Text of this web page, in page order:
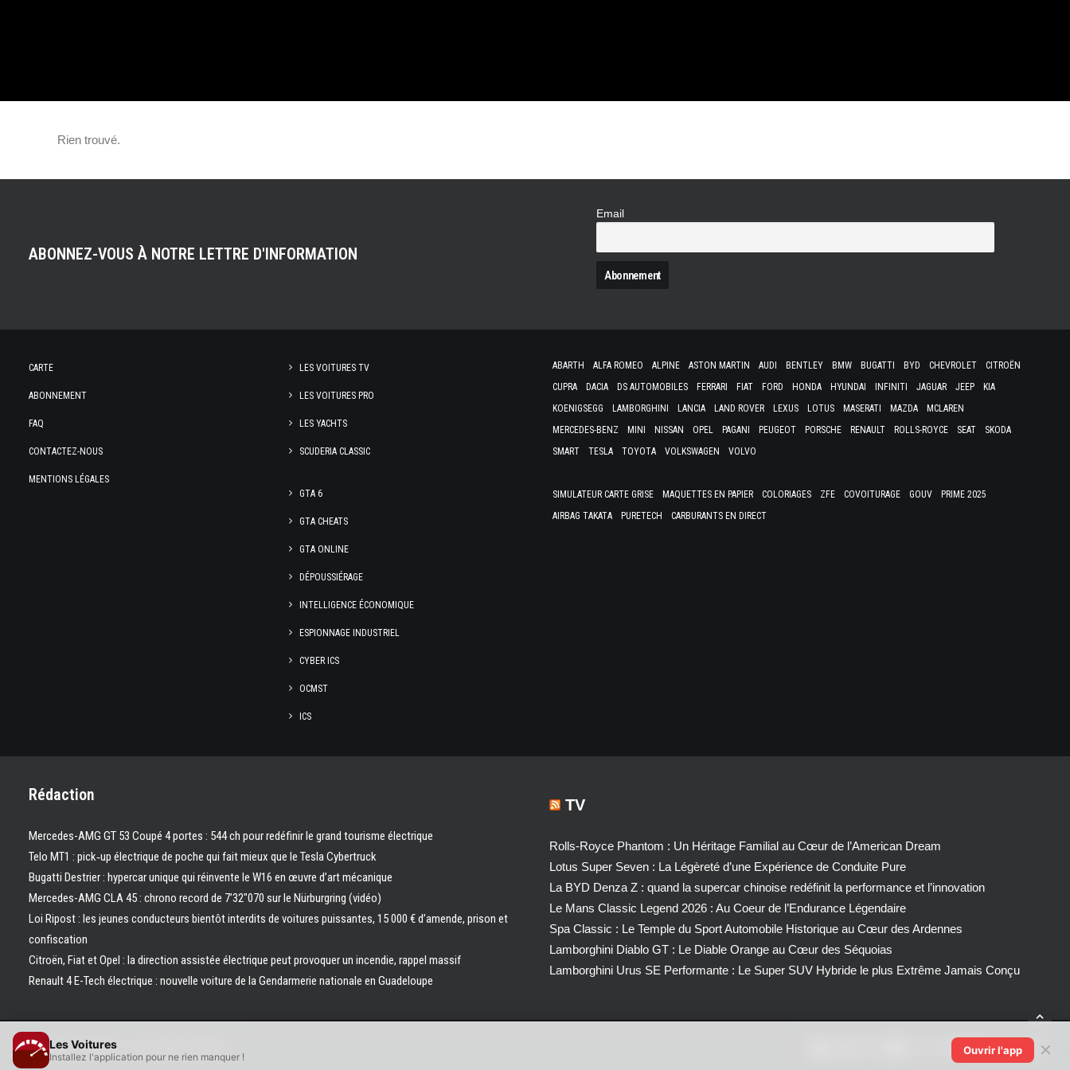
Rien trouvé.
ABONNEZ-VOUS À NOTRE LETTRE D'INFORMATION
Email
CARTE
ABONNEMENT
FAQ
CONTACTEZ-NOUS
MENTIONS LÉGALES
LES VOITURES TV
LES VOITURES PRO
LES YACHTS
SCUDERIA CLASSIC
GTA 6
GTA CHEATS
GTA ONLINE
DÉPOUSSIÉRAGE
INTELLIGENCE ÉCONOMIQUE
ESPIONNAGE INDUSTRIEL
CYBER ICS
OCMST
ICS
ABARTH ALFA ROMEO ALPINE ASTON MARTIN AUDI BENTLEY BMW BUGATTI BYD CHEVROLET
CITROËN
CUPRA
DACIA DS AUTOMOBILES FERRARI FIAT FORD HONDA HYUNDAI INFINITI JAGUAR JEEP
KIA
KOENIGSEGG
LAMBORGHINI LANCIA LAND ROVER LEXUS LOTUS MASERATI MAZDA
MCLAREN
MERCEDES-BENZ
MINI NISSAN OPEL PAGANI PEUGEOT PORSCHE RENAULT ROLLS-ROYCE SEAT
SKODA
SMART
TESLA TOYOTA VOLKSWAGEN VOLVO
SIMULATEUR CARTE GRISE MAQUETTES EN PAPIER COLORIAGES ZFE COVOITURAGE GOUV
PRIME 2025
AIRBAG TAKATA
PURETECH CARBURANTS EN DIRECT
Rédaction
Mercedes-AMG GT 53 Coupé 4 portes : 544 ch pour redéfinir le grand tourisme électrique
Telo MT1 : pick‑up électrique de poche qui fait mieux que le Tesla Cybertruck
Bugatti Destrier : hypercar unique qui réinvente le W16 en œuvre d’art mécanique
Mercedes-AMG CLA 45 : chrono record de 7’32″070 sur le Nürburgring (vidéo)
Loi Ripost : les jeunes conducteurs bientôt interdits de voitures puissantes, 15 000 € d’amende, prison et
confiscation
Citroën, Fiat et Opel : la direction assistée électrique peut provoquer un incendie, rappel massif
Renault 4 E-Tech électrique : nouvelle voiture de la Gendarmerie nationale en Guadeloupe
TV
Rolls-Royce Phantom : Un Héritage Familial au Cœur de l’American Dream
Lotus Super Seven : La Légèreté d’une Expérience de Conduite Pure
La BYD Denza Z : quand la supercar chinoise redéfinit la performance et l’innovation
Le Mans Classic Legend 2026 : Au Coeur de l’Endurance Légendaire
Spa Classic : Le Temple du Sport Automobile Historique au Cœur des Ardennes
Lamborghini Diablo GT : Le Diable Orange au Cœur des Séquoias
Lamborghini Urus SE Performante : Le Super SUV Hybride le plus Extrême Jamais Conçu
© 2026 Les Voitures. | Tous droits réservés.
Les Voitures
Installez l'application pour ne rien manquer !
Ouvrir l'app ✕